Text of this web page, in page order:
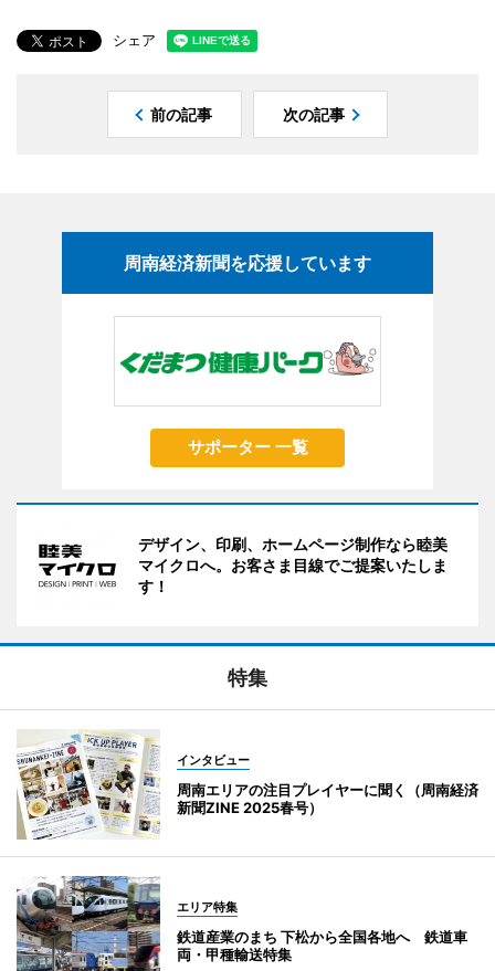
シェア
前の記事 次の記事
周南経済新聞を応援しています
サポーター 一覧
デザイン、印刷、ホームページ制作なら睦美
マイクロへ。お客さま目線でご提案いたしま
す！
特集
インタビュー
周南エリアの注目プレイヤーに聞く（周南経済
新聞ZINE 2025春号）
エリア特集
鉄道産業のまち 下松から全国各地へ 鉄道車
両・甲種輸送特集